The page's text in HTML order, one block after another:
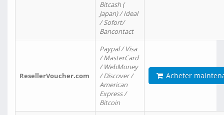
Bitcash (
Japan) / Ideal
/ Sofort/
Bancontact
ResellerVoucher.com
Paypal / Visa
/ MasterCard
/ WebMoney
/ Discover /
American
Express /
Bitcoin
Acheter